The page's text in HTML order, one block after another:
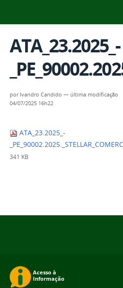
ATA_23.2025_-
por Ivandro Candido — última modificação
04/07/2025 16h22
ATA_23.2025_-
341 KB